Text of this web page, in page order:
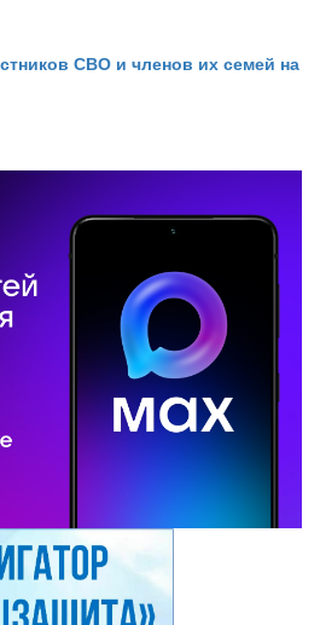
СВО и членов их семей на